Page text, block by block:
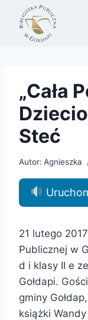
Przejdź
treści
„Cała
Steć
Autor: Agnieszka
21 lutego
Publicznej w
d i klasy II e
Gołdapi.
gminy
książki